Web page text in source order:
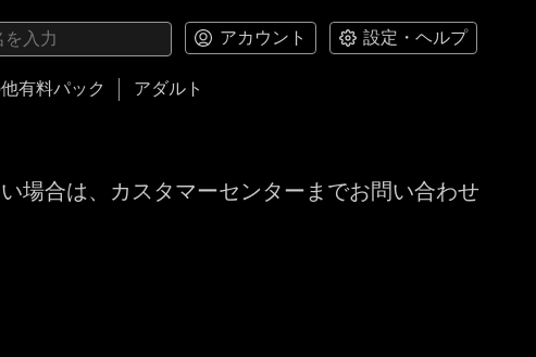
アカウント 設定・ヘルプ
有料パック アダルト
場合は、カスタマーセンターまでお問い合わせ